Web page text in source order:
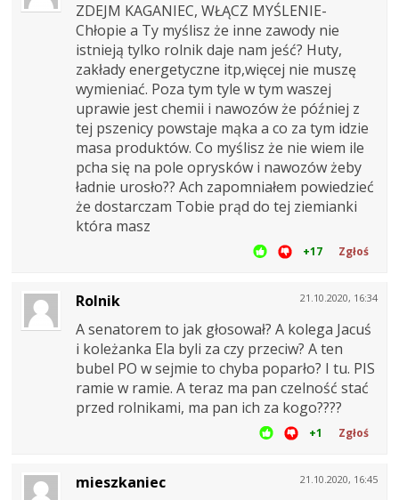
ZDEJM KAGANIEC, WŁĄCZ MYŚLENIE-
Chłopie a Ty myślisz że inne zawody nie
istnieją tylko rolnik daje nam jeść? Huty,
zakłady energetyczne itp,więcej nie muszę
wymieniać. Poza tym tyle w tym waszej
uprawie jest chemii i nawozów że później z
tej pszenicy powstaje mąka a co za tym idzie
masa produktów. Co myślisz że nie wiem ile
pcha się na pole oprysków i nawozów żeby
ładnie urosło?? Ach zapomniałem powiedzieć
że dostarczam Tobie prąd do tej ziemianki
która masz
+17 Zgłoś
21.10.2020, 16:34
Rolnik
A senatorem to jak głosował? A kolega Jacuś
i koleżanka Ela byli za czy przeciw? A ten
bubel PO w sejmie to chyba poparło? I tu. PIS
ramie w ramie. A teraz ma pan czelność stać
przed rolnikami, ma pan ich za kogo????
+1 Zgłoś
21.10.2020, 16:45
mieszkaniec